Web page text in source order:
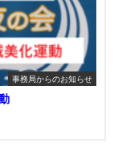
事務局からのお知らせ